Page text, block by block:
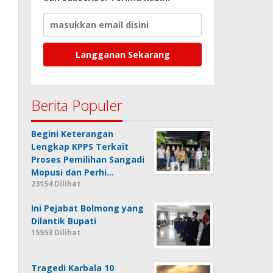
Berita Populer
Begini Keterangan
Lengkap KPPS Terkait
Proses Pemilihan Sangadi
Mopusi dan Perhi…
23154 Dilihat
Ini Pejabat Bolmong yang
Dilantik Bupati
15553 Dilihat
Tragedi Karbala 10